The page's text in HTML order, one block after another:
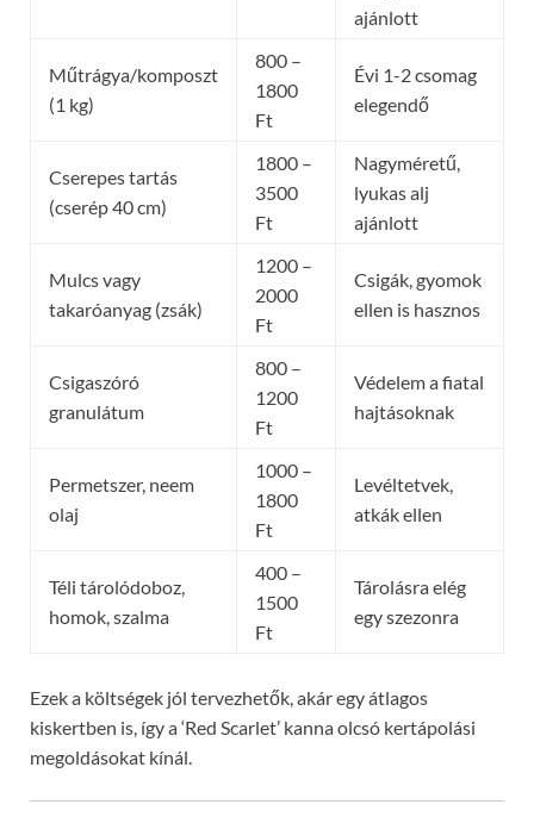
ajánlott
Műtrágya/komposzt
(1 kg)
800 –
1800
Ft
Évi 1-2 csomag
elegendő
Cserepes tartás
(cserép 40 cm)
1800 –
3500
Ft
Nagyméretű,
lyukas alj
ajánlott
Mulcs vagy
takaróanyag (zsák)
1200 –
2000
Ft
Csigák, gyomok
ellen is hasznos
Csigaszóró
granulátum
800 –
1200
Ft
Védelem a fiatal
hajtásoknak
Permetszer, neem
olaj
1000 –
1800
Ft
Levéltetvek,
atkák ellen
Téli tárolódoboz,
homok, szalma
400 –
1500
Ft
Tárolásra elég
egy szezonra
Ezek a költségek jól tervezhetők, akár egy átlagos
kiskertben is, így a ‘Red Scarlet’ kanna olcsó kertápolási
megoldásokat kínál.